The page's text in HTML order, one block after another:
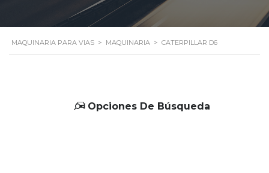
MAQUINARIA PARA VIAS > MAQUINARIA > CATERPILLAR D6
Opciones De Búsqueda